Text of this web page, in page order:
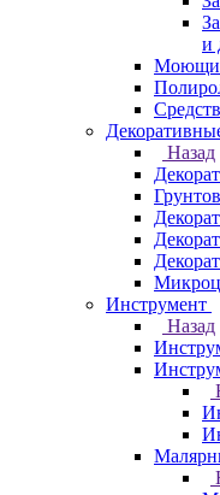
и
Моющие
Назад
Инструмент
Назад